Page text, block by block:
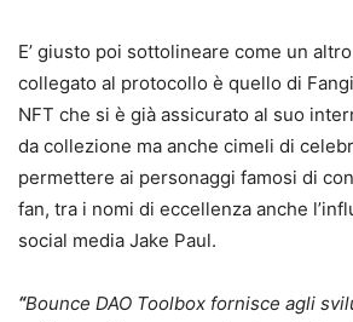
E’ giusto poi sottolineare come un
collegato al protocollo è quello di
NFT che si è già assicurato al suo
da collezione ma anche cimeli di
permettere ai personaggi famosi di
fan, tra i nomi di eccellenza anche
social media Jake Paul.
“Bounce DAO Toolbox fornisce agli